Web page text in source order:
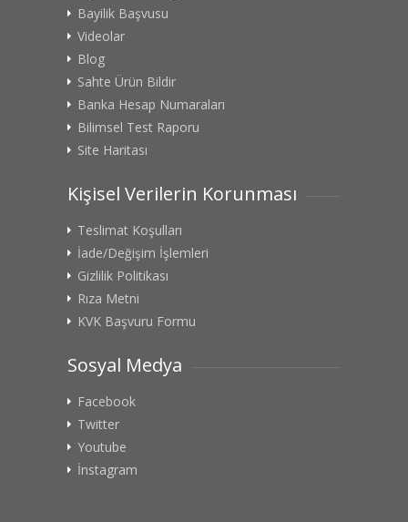
Bayilik Başvusu
Videolar
Blog
Sahte Ürün Bildir
Banka Hesap Numaraları
Bilimsel Test Raporu
Site Haritası
Kişisel Verilerin Korunması
Teslimat Koşulları
İade/Değişim İşlemleri
Gizlilik Politikası
Rıza Metni
KVK Başvuru Formu
Sosyal Medya
Facebook
Twitter
Youtube
İnstagram